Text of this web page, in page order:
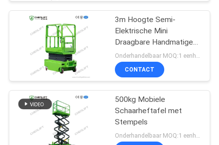
3m Hoogte Semi-
Elektrische Mini
Draagbare Handmatige
Duw Schaarheftafel
Voor Magazijn
CONTACT
500kg Mobiele
Schaarheftafel met
Stempels